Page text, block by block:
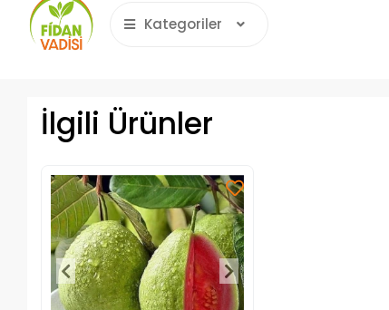
Kategoriler
İlgili Ürünler